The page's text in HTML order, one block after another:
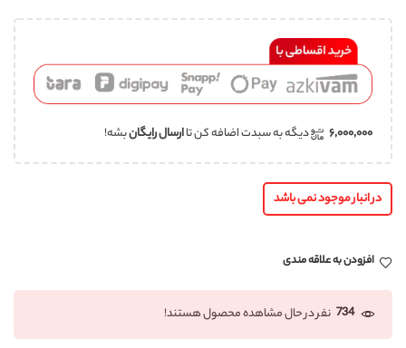
۶,۰۰۰,۰۰۰ دیگه به سبدت اضافه کن تاارسال رایگانبشه!
در انبار موجود نمی باشد
افزودن به علاقه مندی
734 نفر در حال مشاهده محصول هستند!